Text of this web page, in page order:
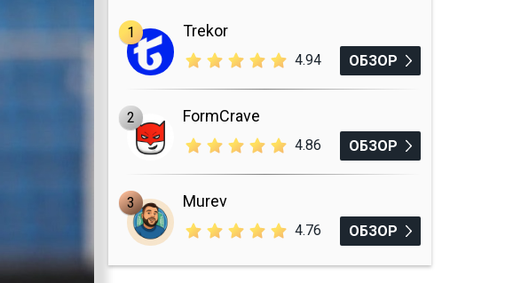
1 Trekor
4.94 ОБЗОР
2 FormCrave
4.86 ОБЗОР
3 Murev
4.76 ОБЗОР